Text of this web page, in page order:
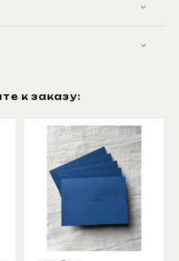
к заказу: